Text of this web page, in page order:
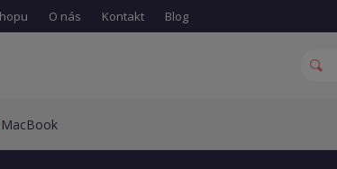
O nás Kontakt Blog
MacBook